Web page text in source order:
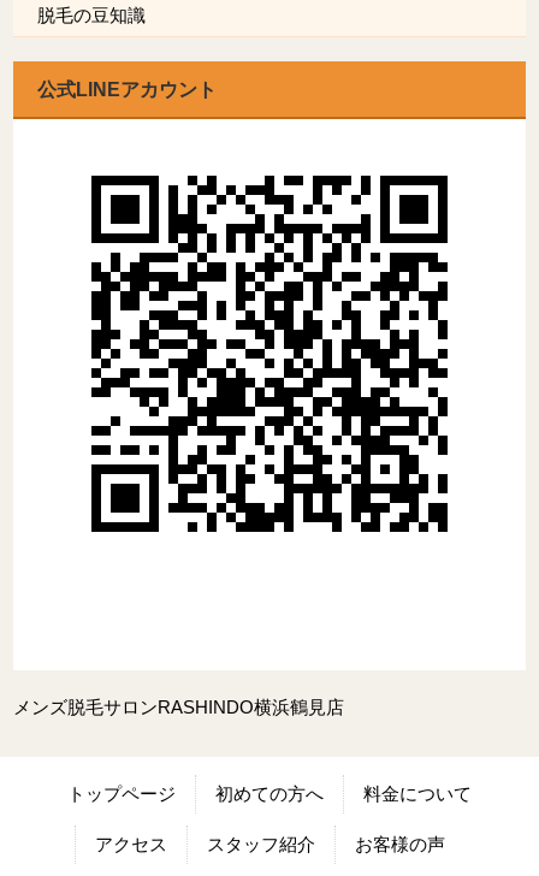
脱毛の豆知識
公式LINEアカウント
メンズ脱毛サロンRASHINDO横浜鶴見店
トップページ 初めての方へ 料金について
アクセス スタッフ紹介 お客様の声